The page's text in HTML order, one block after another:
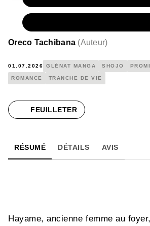
Oreco Tachibana (Auteur)
01.07.2026 GLÉNAT MANGA SHOJO
ROMANCE TRANCHE DE VIE
FEUILLETER
RÉSUMÉ DÉTAILS AVIS
Hayame, ancienne femme au